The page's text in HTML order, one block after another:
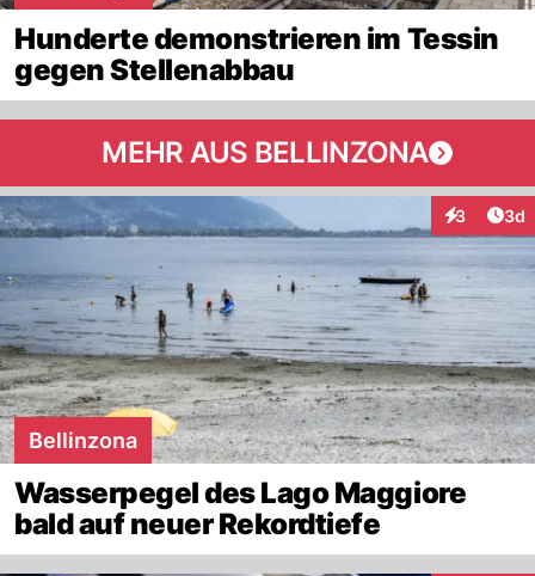
Hunderte demonstrieren im Tessin
gegen Stellenabbau
MEHR AUS BELLINZONA
3 3d
Bellinzona
Wasserpegel des Lago Maggiore
bald auf neuer Rekordtiefe